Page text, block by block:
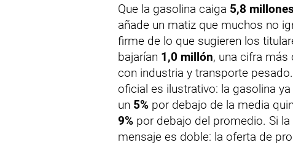
Que la gasolina caiga 5,8 millones
añade un matiz que muchos no
firme de lo que sugieren los
bajarían 1,0 millón, una cifra más
con industria y transporte
oficial es ilustrativo: la gasolina
un 5% por debajo de la media
9% por debajo del promedio. Si
mensaje es doble: la oferta de